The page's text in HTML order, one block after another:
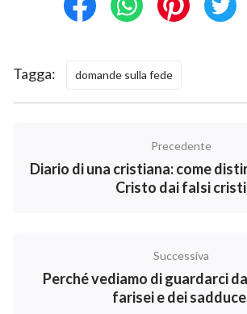
corrente dello Spirito Santo e la
menti, e tutto ciò che fanno è
prodotta dall’analisi e dalla ricerca
Spirito Santo, né tanto meno è
Coloro che non accettano la nuova
parte delle loro parole e azioni si
richieste dell’opera dello Spirito
dottrina, non verità. Tale dottrina e
Tagga: domande sulla fede
Precedente
Diario di una cristiana: come
Cristo dai falsi cristi
Successiva
Perché vediamo di guardarci
farisei e dei